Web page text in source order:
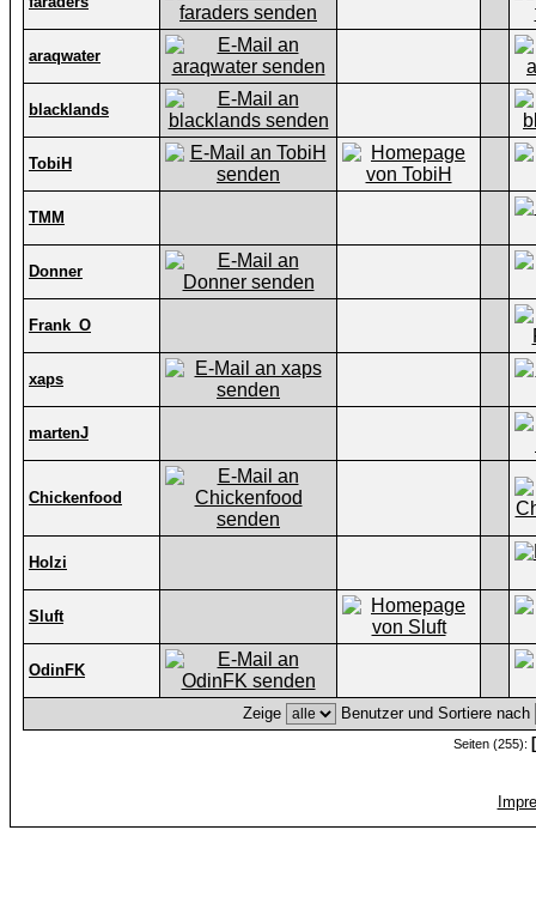
araqwater
blacklands
TobiH
TMM
Donner
Frank_O
xaps
martenJ
Chickenfood
Holzi
Sluft
OdinFK
Zeige Benutzer und Sortiere nach
Seiten (255):